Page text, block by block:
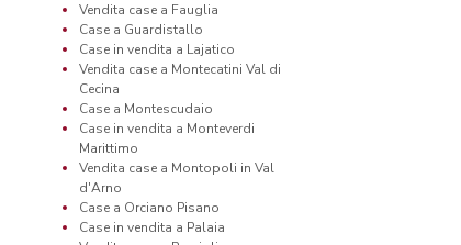
Vendita case a Fauglia
Case a Guardistallo
Case in vendita a Lajatico
Vendita case a Montecatini Val di
Cecina
Case a Montescudaio
Case in vendita a Monteverdi
Marittimo
Vendita case a Montopoli in Val
d'Arno
Case a Orciano Pisano
Case in vendita a Palaia